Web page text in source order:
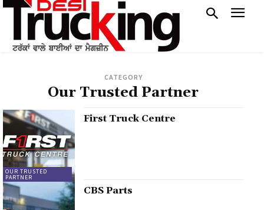
CATEGORY
Our Trusted Partner
OUR TRUSTED
PARTNER
First Truck Centre
CBS Parts